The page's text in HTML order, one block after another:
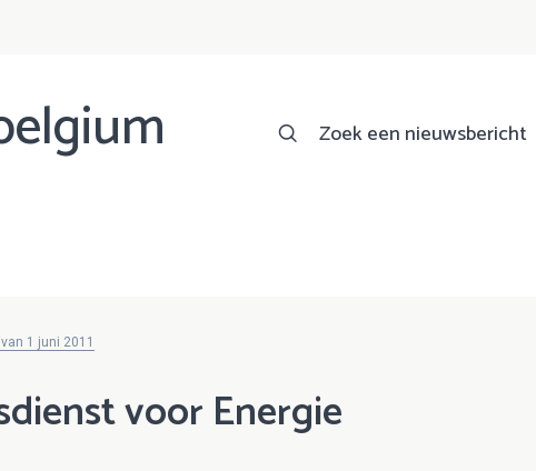
Zoek een nieuwsbericht
1 juni 2011
voor Energie